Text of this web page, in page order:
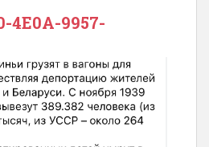
4E0A-9957-